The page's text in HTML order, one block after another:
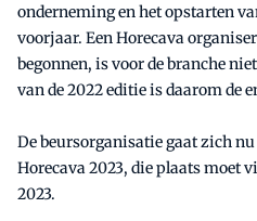
onderneming en het opstarten
voorjaar. Een Horecava
begonnen, is voor de branche
van de 2022 editie is daarom de
De beursorganisatie gaat zich
Horecava 2023, die plaats moet
2023.